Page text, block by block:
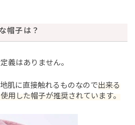
帽子は？
義はありません。
肌に直接触れるものなので出来る
用した帽子が推奨されています。